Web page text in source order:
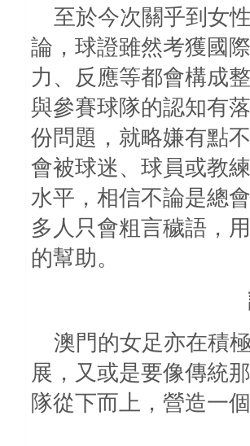
至於今次關乎到女
論，球證雖然考獲國
力、反應等都會構成
與參賽球隊的認知有
份問題，就略嫌有點
會被球迷、球員或教
水平，相信不論是總
多人只會粗言穢語，
的幫助。
澳門的女足亦在積
展，又或是要像傳統
隊從下而上，營造一